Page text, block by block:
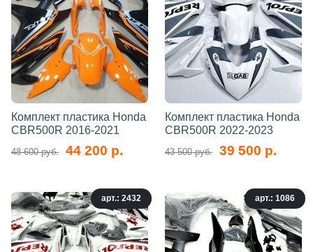
Комплект пластика Honda
CBR500R 2016-2021
48 600 руб. 44 200 р.
Комплект пластика Honda
CBR500R 2022-2023
43 500 руб. 39 500 р.
арт.: 2432 арт.: 1086